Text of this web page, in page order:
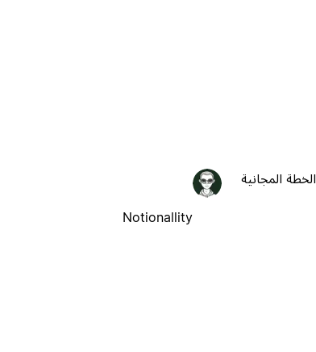
الخطة المجانية
Notionallity